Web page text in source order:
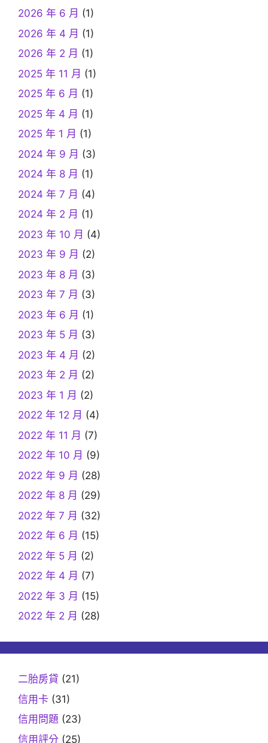
2026 年 6 月 (1)
2026 年 4 月 (1)
2026 年 2 月 (1)
2025 年 11 月 (1)
2025 年 6 月 (1)
2025 年 4 月 (1)
2025 年 1 月 (1)
2024 年 9 月 (3)
2024 年 8 月 (1)
2024 年 7 月 (4)
2024 年 2 月 (1)
2023 年 10 月 (4)
2023 年 9 月 (2)
2023 年 8 月 (3)
2023 年 7 月 (3)
2023 年 6 月 (1)
2023 年 5 月 (3)
2023 年 4 月 (2)
2023 年 2 月 (2)
2023 年 1 月 (2)
2022 年 12 月 (4)
2022 年 11 月 (7)
2022 年 10 月 (9)
2022 年 9 月 (28)
2022 年 8 月 (29)
2022 年 7 月 (32)
2022 年 6 月 (15)
2022 年 5 月 (2)
2022 年 4 月 (7)
2022 年 3 月 (15)
2022 年 2 月 (28)
二胎房貸 (21)
信用卡 (31)
信用問題 (23)
信用評分 (25)